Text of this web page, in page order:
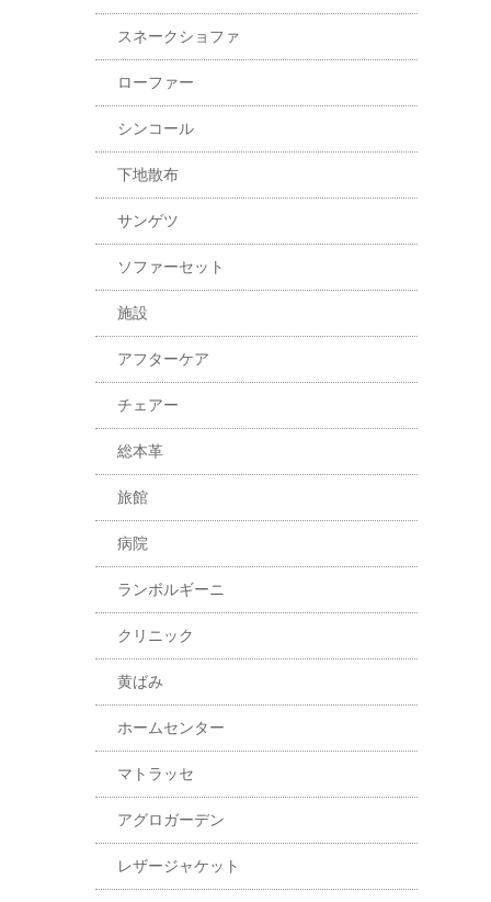
スネークショファ
ローファー
シンコール
下地散布
サンゲツ
ソファーセット
施設
アフターケア
チェアー
総本革
旅館
病院
ランボルギーニ
クリニック
黄ばみ
ホームセンター
マトラッセ
アグロガーデン
レザージャケット